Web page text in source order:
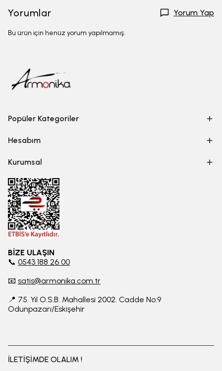
Yorumlar Yorum Yap
Bu ürün için henüz yorum yapılmamış.
Popüler Kategoriler
Hesabım
Kurumsal
BİZE ULAŞIN
📞 0543 188 26 00
📧 satis@armonika.com.tr
📍 75. Yıl O.S.B. Mahallesi 2002. Cadde No:9
Odunpazarı/Eskişehir
İLETİŞİMDE OLALIM !